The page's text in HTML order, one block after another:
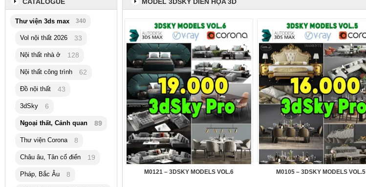
M0121 – 3DSKY MODELS VOL.6 M0105 – 3DSKY MODELS VOL.5
Thư viện 3ds max 340
Vol nội thất 2026 33
Nội thất nhà ở 128
Nội thất công trình 62
Đồ nội thất 43
3dSky 6
Ngoại thất, Cảnh quan 89
Thư viện Corona 8
Châu âu, Tân cổ điển 19
Pháp, Bắc Âu 8